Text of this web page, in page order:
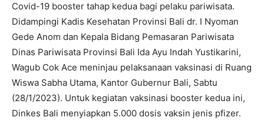
Covid-19 booster tahap kedua bagi pelaku pariwisata.
Didampingi Kadis Kesehatan Provinsi Bali dr. I Nyoman
Gede Anom dan Kepala Bidang Pemasaran Pariwisata
Dinas Pariwisata Provinsi Bali Ida Ayu Indah Yustikarini,
Wagub Cok Ace meninjau pelaksanaan vaksinasi di Ruang
Wiswa Sabha Utama, Kantor Gubernur Bali, Sabtu
(28/1/2023). Untuk kegiatan vaksinasi booster kedua ini,
Dinkes Bali menyiapkan 5.000 dosis vaksin jenis pfizer.